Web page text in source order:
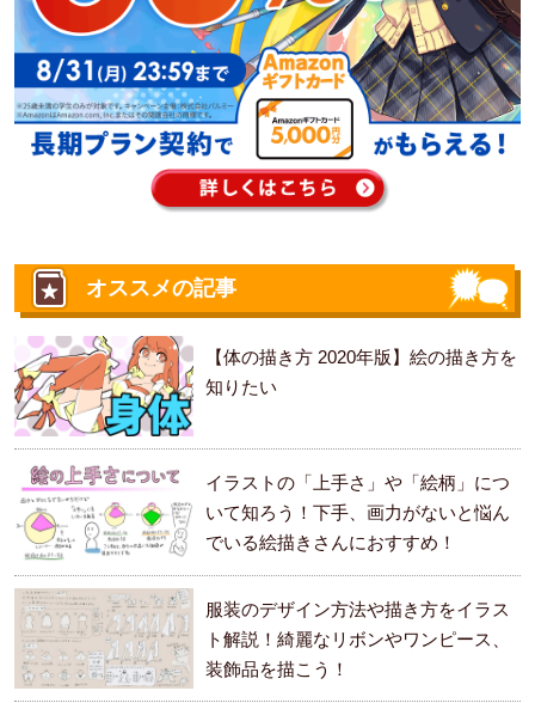
オススメの記事
【体の描き方 2020年版】絵の描き方を
知りたい
イラストの「上手さ」や「絵柄」につ
いて知ろう！下手、画力がないと悩ん
でいる絵描きさんにおすすめ！
服装のデザイン方法や描き方をイラス
ト解説！綺麗なリボンやワンピース、
装飾品を描こう！